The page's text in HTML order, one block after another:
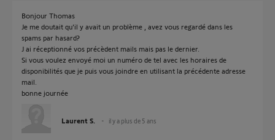
Bonjour Thomas
Je me doutait qu'il y avait un problème , avez vous regardé dans les
spams par hasard?
J ai réceptionné vos précèdent mails mais pas le dernier.
Si vous voulez envoyé moi un numéro de tel avec les horaires de
disponibilités que je puis vous joindre en utilisant la précédente adresse
mail.
bonne journée
Laurent S. il y a plus de 5 ans